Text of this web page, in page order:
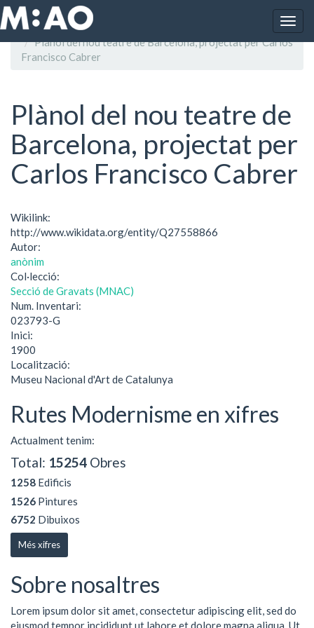
Vés al contingut
Inici
Plànol del nou teatre de Barcelona, projectat per Carlos
Francisco Cabrer
Plànol del nou teatre de
Barcelona, projectat per
Carlos Francisco Cabrer
Wikilink:
http://www.wikidata.org/entity/Q27558866
Autor:
anònim
Col·lecció:
Secció de Gravats (MNAC)
Num. Inventari:
023793-G
Inici:
1900
Localització:
Museu Nacional d'Art de Catalunya
Rutes Modernisme en xifres
Actualment tenim:
Total: 15254 Obres
1258 Edificis
1526 Pintures
6752 Dibuixos
Més xifres
Sobre nosaltres
Lorem ipsum dolor sit amet, consectetur adipiscing elit, sed do
eiusmod tempor incididunt ut labore et dolore magna aliqua. Ut